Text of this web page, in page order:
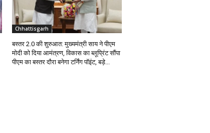
Chhattisgarh
बस्तर 2.0 की शुरुआत: मुख्यमंत्री साय ने पीएम
मोदी को दिया आमंत्रण, विकास का ब्लूप्रिंट सौंपा
पीएम का बस्तर दौरा बनेगा टर्निंग पॉइंट, बड़े...